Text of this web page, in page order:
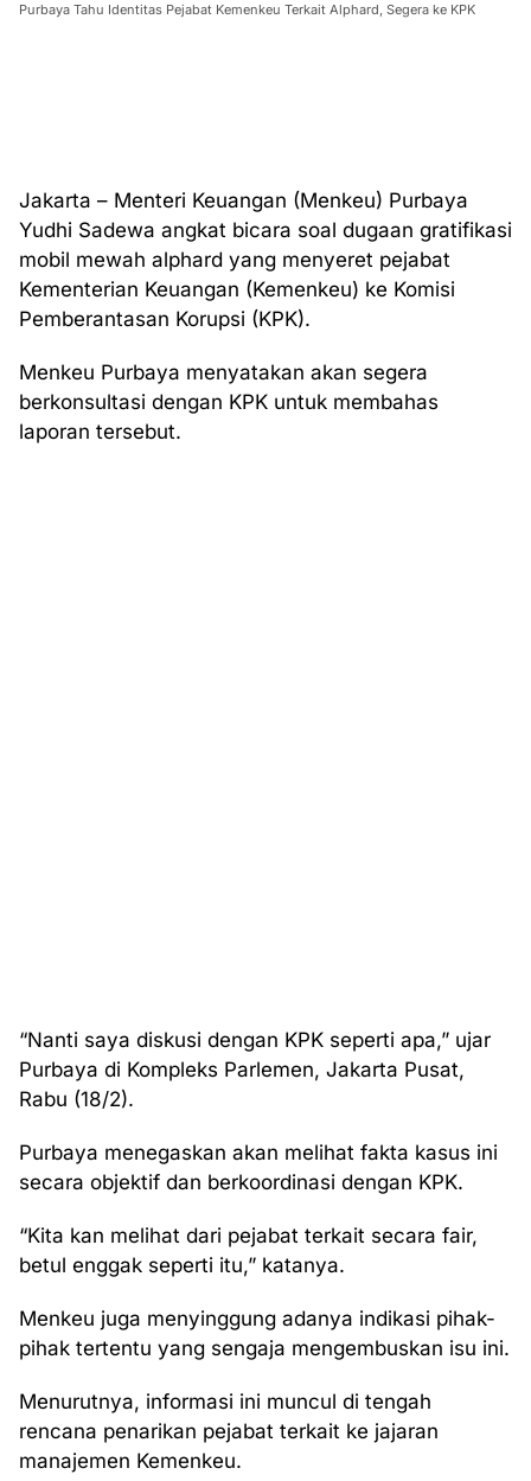
Purbaya Tahu Identitas Pejabat Kemenkeu Terkait Alphard, Segera ke KPK
Jakarta – Menteri Keuangan (Menkeu) Purbaya
Yudhi Sadewa angkat bicara soal dugaan gratifikasi
mobil mewah alphard yang menyeret pejabat
Kementerian Keuangan (Kemenkeu) ke Komisi
Pemberantasan Korupsi (KPK).
Menkeu Purbaya menyatakan akan segera
berkonsultasi dengan KPK untuk membahas
laporan tersebut.
“Nanti saya diskusi dengan KPK seperti apa,” ujar
Purbaya di Kompleks Parlemen, Jakarta Pusat,
Rabu (18/2).
Purbaya menegaskan akan melihat fakta kasus ini
secara objektif dan berkoordinasi dengan KPK.
“Kita kan melihat dari pejabat terkait secara fair,
betul enggak seperti itu,” katanya.
Menkeu juga menyinggung adanya indikasi pihak-
pihak tertentu yang sengaja mengembuskan isu ini.
Menurutnya, informasi ini muncul di tengah
rencana penarikan pejabat terkait ke jajaran
manajemen Kemenkeu.